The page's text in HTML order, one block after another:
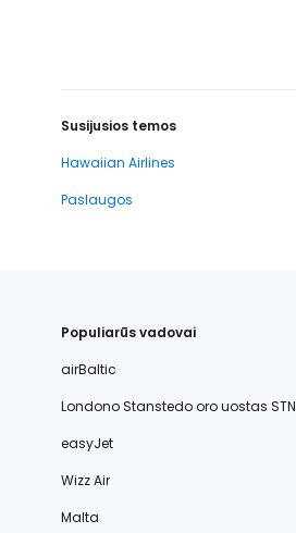
Susijusios temos
Hawaiian Airlines
Paslaugos
Populiarūs vadovai
airBaltic
Londono Stanstedo oro uostas STN
easyJet
Wizz Air
Malta